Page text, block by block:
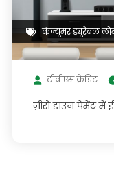
कंज़्यूमर ड्यूरेबल
टीवीएस क्रेडिट
ज़ीरो डाउन पेमेंट